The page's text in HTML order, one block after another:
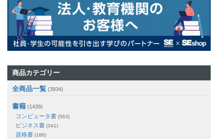
商品カテゴリー
全商品一覧 (3934)
書籍 (1439)
コンピュータ書 (563)
ビジネス書 (341)
資格書 (186)